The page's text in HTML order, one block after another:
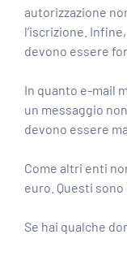
autorizzazione
l’iscrizione.
devono essere
In quanto e-mail
un messaggio
devono essere
Come altri enti
euro. Questi
Se hai qualche